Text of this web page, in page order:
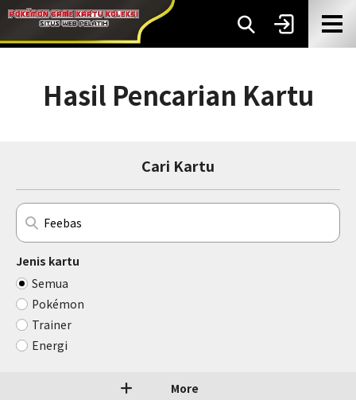
Hasil Pencarian Kartu
Cari Kartu
Jenis kartu
Semua
Pokémon
Trainer
Energi
More